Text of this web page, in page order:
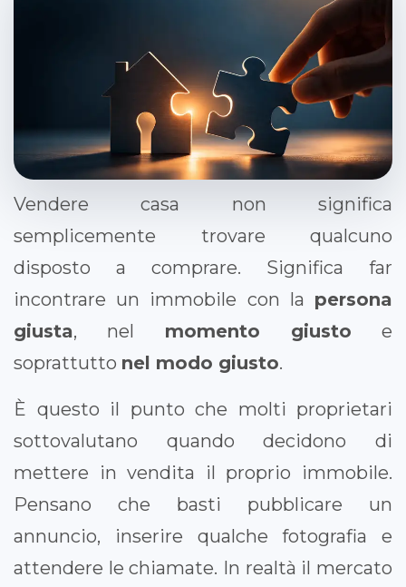
Vendere casa non significa
semplicemente trovare qualcuno
disposto a comprare. Significa far
incontrare un immobile con la persona
giusta, nel momento giusto e
soprattutto nel modo giusto.
È questo il punto che molti proprietari
sottovalutano quando decidono di
mettere in vendita il proprio immobile.
Pensano che basti pubblicare un
annuncio, inserire qualche fotografia e
attendere le chiamate. In realtà il mercato